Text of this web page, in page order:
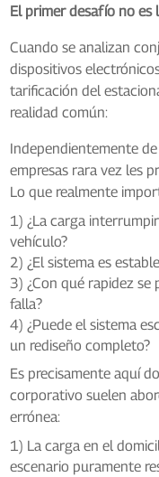
El primer desafío no es
Cuando se analizan
dispositivos
tarificación del
realidad común:
Independientemente
empresas rara vez les
Lo que realmente
1) ¿La carga
vehículo?
2) ¿El sistema es
3) ¿Con qué rapidez se
falla?
4) ¿Puede el sistema
un rediseño completo?
Es precisamente aquí
corporativo suelen
errónea:
1) La carga en el
escenario puramente